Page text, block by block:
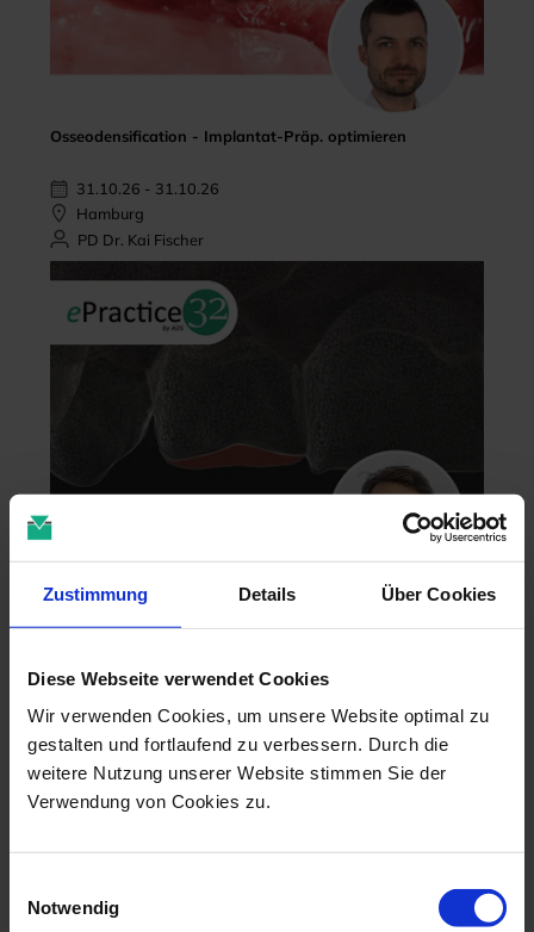
Zustimmung Details Über Cookies
Diese Webseite verwendet Cookies
Wir verwenden Cookies, um unsere Website optimal zu
gestalten und fortlaufend zu verbessern. Durch die
weitere Nutzung unserer Website stimmen Sie der
Verwendung von Cookies zu.
Notwendig
Osseodensification - Implantat-Präp. optimieren
31.10.26 - 31.10.26
Hamburg
PD Dr. Kai Fischer
Zahntechnik im 4D-Zeitalter
online
Dr. Christian Leonhardt